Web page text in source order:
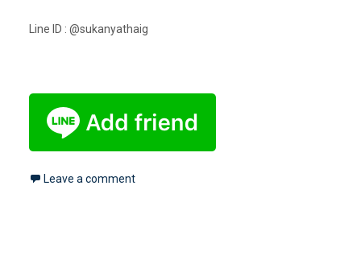
Line ID : @sukanyathaig
Leave a comment